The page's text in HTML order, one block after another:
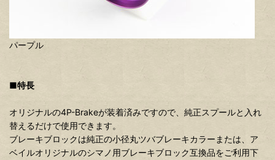
パープル
■特長
オリジナルの4P-Brakeが装着済みですので、純正スプールと入れ
替えるだけで使用できます。
ブレーキブロックは純正の小径丸ツバブレーキカラーまたは、ア
ベイルオリジナルのシマノ用ブレーキブロック互換品をご利用下